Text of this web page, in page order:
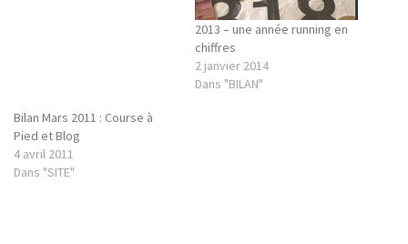
2013 – une année running en
chiffres
2 janvier 2014
Dans "BILAN"
Bilan Mars 2011 : Course à
Pied et Blog
4 avril 2011
Dans "SITE"